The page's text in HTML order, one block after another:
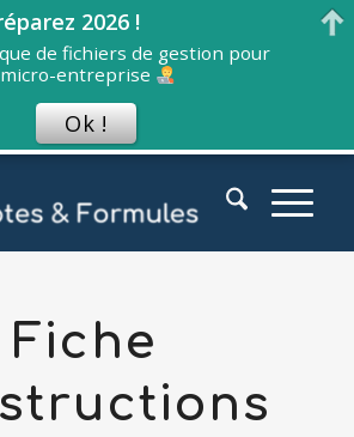
Fiche
2026 !
de fichiers de gestion pour
entreprise
Ok !